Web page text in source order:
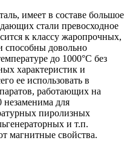
имеет в составе большое
стали превосходное
к классу жаропрочных,
способны довольно
до 1000°С без
характеристик и
ее использовать в
работающих на
незаменима для
пиролизных
и т.п.
магнитные свойства.